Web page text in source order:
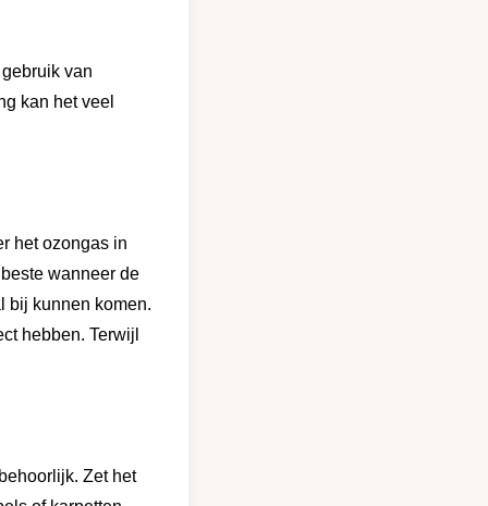
van
kan het veel
het ozongas in
wanneer de
bij kunnen komen.
hebben. Terwijl
Zet het